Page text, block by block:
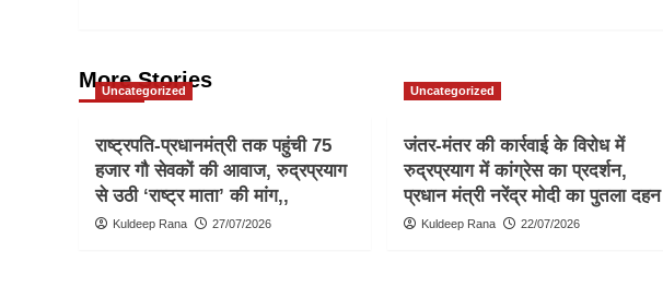
More Stories
Uncategorized
राष्ट्रपति-प्रधानमंत्री तक पहुंची 75
हजार गौ सेवकों की आवाज, रुद्रप्रयाग
से उठी ‘राष्ट्र माता’ की मांग,,
Kuldeep Rana 27/07/2026
Uncategorized
जंतर-मंतर की कार्रवाई के विरोध में
रुद्रप्रयाग में कांग्रेस का प्रदर्शन,
प्रधान मंत्री नरेंद्र मोदी का पुतला दहन
Kuldeep Rana 22/07/2026